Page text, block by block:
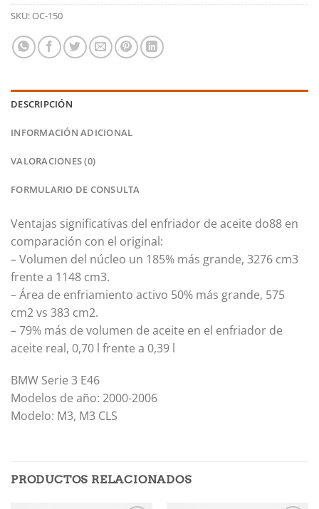
SKU:OC-150
DESCRIPCIÓN
INFORMACIÓN ADICIONAL
VALORACIONES (0)
FORMULARIO DE CONSULTA
Ventajas significativas del enfriador de aceite do88 en
comparación con el original:
– Volumen del núcleo un 185% más grande, 3276 cm3
frente a 1148 cm3.
– Área de enfriamiento activo 50% más grande, 575
cm2 vs 383 cm2.
– 79% más de volumen de aceite en el enfriador de
aceite real, 0,70 l frente a 0,39 l
BMW Serie 3 E46
Modelos de año: 2000-2006
Modelo: M3, M3 CLS
PRODUCTOS RELACIONADOS